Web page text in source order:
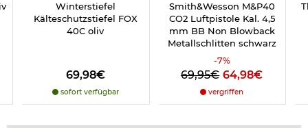
Winterstiefel
Kälteschutzstiefel FOX
40C oliv
69,98€
sofort verfügbar
Smith&Wesson M&P40
CO2 Luftpistole Kal. 4,5
mm BB Non Blowback
Metallschlitten schwarz
-7%
69,95€ 64,98€
vergriffen